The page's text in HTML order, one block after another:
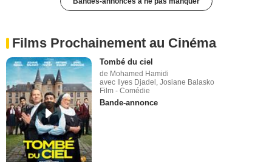
Films Prochainement au Cinéma
Tombé du ciel
de Mohamed Hamidi
avec Ilyes Djadel, Josiane Balasko
Film - Comédie
Bande-annonce